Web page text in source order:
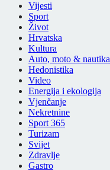
Vijesti
Sport
Život
Hrvatska
Kultura
Auto, moto & nautika
Hedonistika
Video
Energija i ekologija
Vjenčanje
Nekretnine
Sport 365
Turizam
Svijet
Zdravlje
Gastro